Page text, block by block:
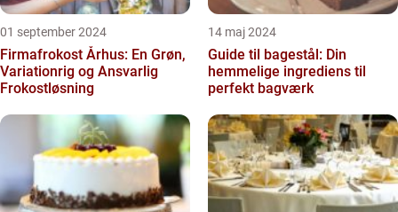
01 september 2024
Firmafrokost Århus: En Grøn,
Variationrig og Ansvarlig
Frokostløsning
14 maj 2024
Guide til bagestål: Din
hemmelige ingrediens til
perfekt bagværk